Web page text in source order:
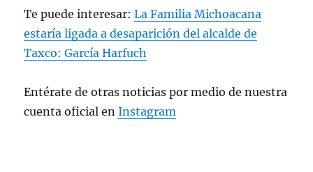
La Oficina de Control de Activos
Extranjeros…
— Hacienda (@Hacienda_Mexico)
April 14, 2026
Te puede interesar:La Familia Michoacana
estaría ligada a desaparición del alcalde de
Taxco: García Harfuch
Entérate de otras noticias por medio de nuestra
cuenta oficial enInstagram